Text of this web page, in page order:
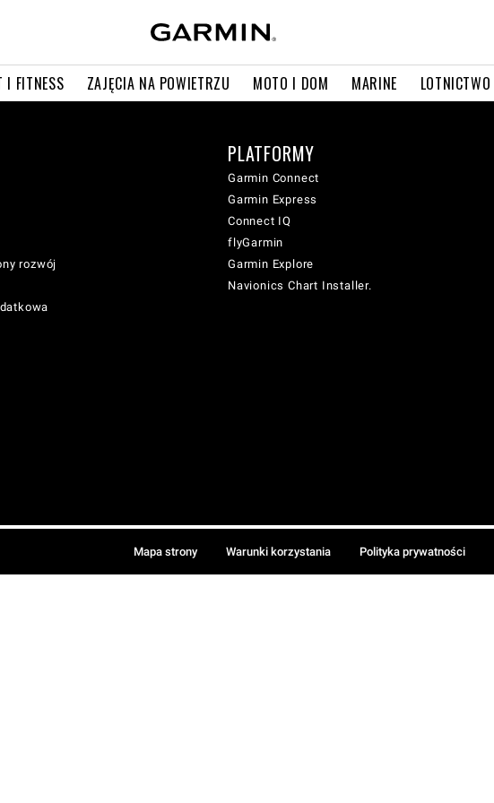
I FITNESS ZAJĘCIA NA POWIETRZU MOTO I DOM MARINE LOTNICTWO
rozwój
PLATFORMY
Garmin Connect
Garmin Express
Connect IQ
flyGarmin
Garmin Explore
Navionics Chart Installer.
Mapa strony Warunki korzystania Polityka prywatności